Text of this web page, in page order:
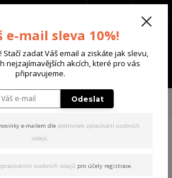
Menu
UMAREX
Vzduchový samopal Umarex Legends
FULL-AUTO 4,5 mm
Thompson
e-mail sleva 10%!
zadat Váš email a ziskáte jak slevu,
nejzajímavějších akcích, které pro vás
připravujeme.
Odeslat
e-mailem dle podmínek zpracování osobních
údajů.
zpracováním osobních údajů pro účely registrace.